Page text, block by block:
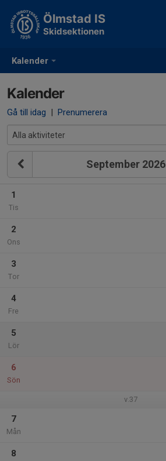
Kalender
Ölmstad IS
Skidsektionen
Kalender
Gå till idag | Prenumerera
September 2026
1
Tis
2
Ons
3
Tor
4
Fre
5
Lör
6
Sön
v.37
7
Mån
8